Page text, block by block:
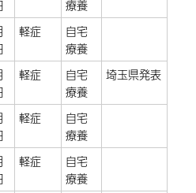
療養
軽症
自宅
療養
軽症
自宅
療養
埼玉県発表
軽症
自宅
療養
軽症
自宅
療養